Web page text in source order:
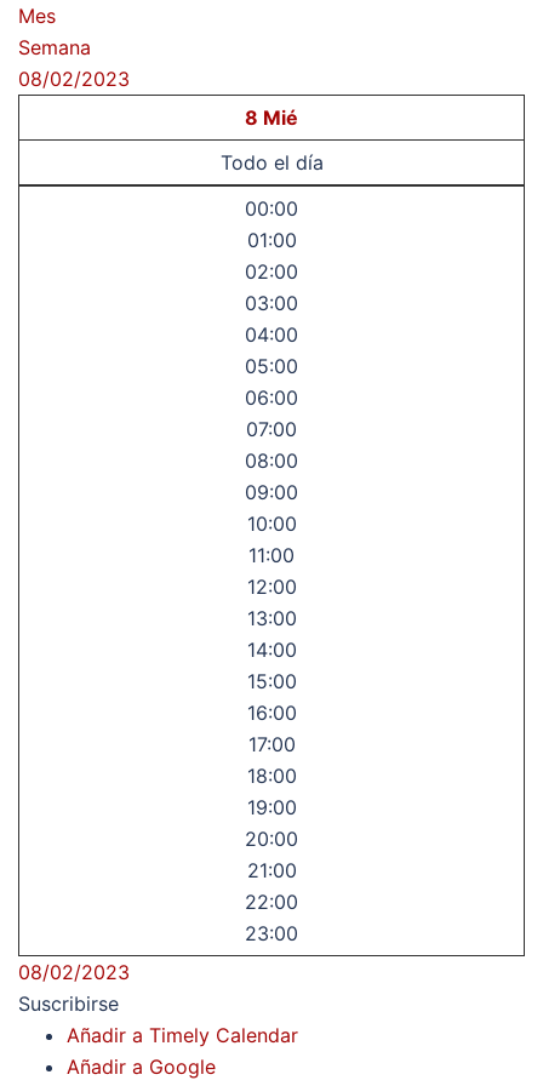
Mes
Semana
08/02/2023
8 Mié
Todo el día
00:00
01:00
02:00
03:00
04:00
05:00
06:00
07:00
08:00
09:00
10:00
11:00
12:00
13:00
14:00
15:00
16:00
17:00
18:00
19:00
20:00
21:00
22:00
23:00
08/02/2023
Suscribirse
Añadir a Timely Calendar
Añadir a Google